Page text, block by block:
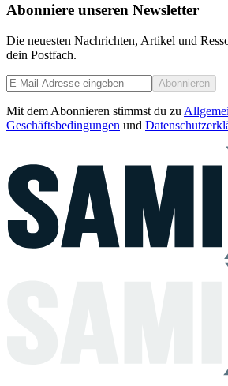
Abonniere unseren Newsletter
Die neuesten Nachrichten, Artikel und
dein Postfach.
Abonnieren
Mit dem Abonnieren stimmst du zu
Geschäftsbedingungen und